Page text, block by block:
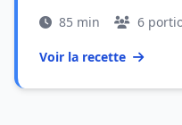
85 min
6
Voir la recette